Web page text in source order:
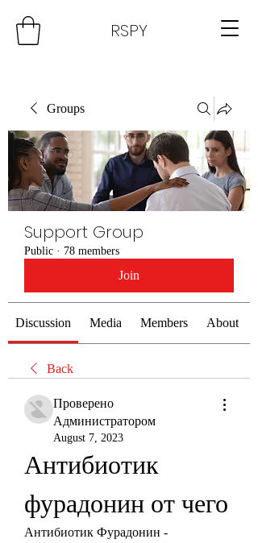
RSPY
Groups
Support Group
Public · 78 members
Join
Discussion Media Members About
Back
Проверено
Администратором
August 7, 2023
Антибиотик
фурадонин от чего
Антибиотик Фурадонин -